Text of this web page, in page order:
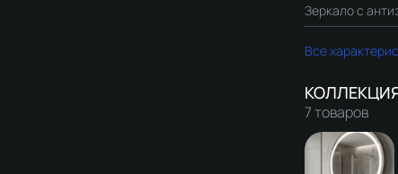
Зеркало с
Все
7 товаров